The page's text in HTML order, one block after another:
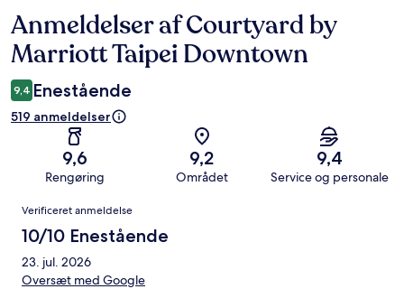
Anmeldelser
Anmeldelser af Courtyard by
Marriott Taipei Downtown
9,4 Enestående
519 anmeldelser
9,6
Rengøring
9,2
Området
9,4
Service og personale
Anmeldelser
Verificeret anmeldelse
10/10 Enestående
23. jul. 2026
Oversæt med Google